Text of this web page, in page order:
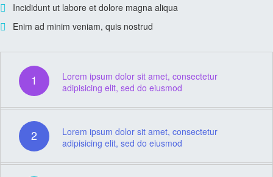
Incididunt ut labore et dolore magna aliqua
Enim ad minim veniam, quis nostrud
1
Lorem ipsum dolor sit amet, consectetur
adipisicing elit, sed do eiusmod
2
Lorem ipsum dolor sit amet, consectetur
adipisicing elit, sed do eiusmod